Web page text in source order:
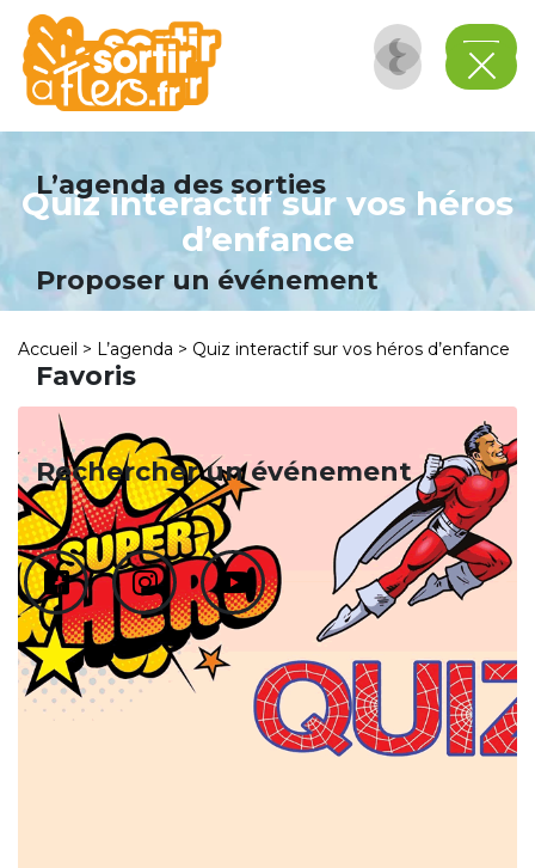
L’agenda des sorties
Proposer un événement
Favoris
Rechercher un événement
Quiz interactif sur vos héros
d’enfance
Accueil > L’agenda > Quiz interactif sur vos héros d’enfance
Panneau de gestion des cookies